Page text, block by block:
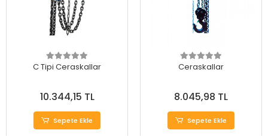
C Tipi Ceraskallar
10.344,15 TL
Sepete Ekle
Ceraskallar
8.045,98 TL
Sepete Ekle